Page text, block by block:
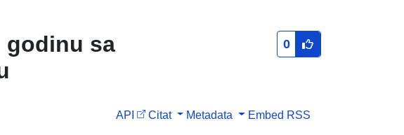
godinu sa
0
API Citat Metadata Embed RSS